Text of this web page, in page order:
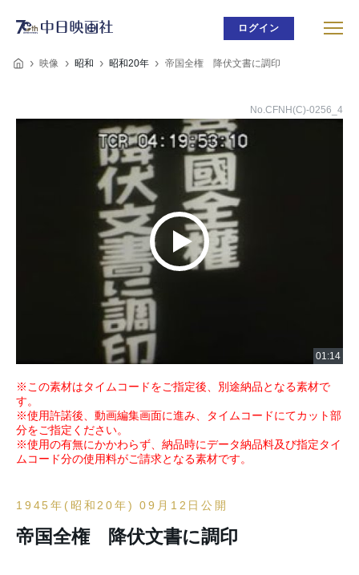
ログイン
映像 昭和 昭和20年 帝国全権 降伏文書に調印
No.CFNH(C)-0256_4
※この素材はタイムコードをご指定後、別途納品となる素材で
す。
※使用許諾後、動画編集画面に進み、タイムコードにてカット部
分をご指定ください。
※使用の有無にかかわらず、納品時にデータ納品料及び指定タイ
ムコード分の使用料がご請求となる素材です。
1945年(昭和20年) 09月12日公開
帝国全権 降伏文書に調印